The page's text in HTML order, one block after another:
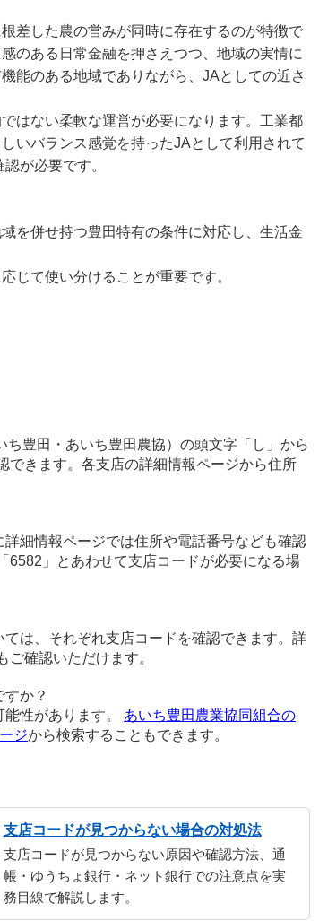
差した農の営みが同時に存在するのが特徴で
のある日常金融を押さえつつ、地域の実情に
能のある地域でありながら、JAとしての近さ
はない柔軟な運営が必要になります。工業都
いバランス感覚を持ったJAとして利用されて
が必要です。
を併せ持つ豊田特有の条件に対応し、生活金
じて使い分けることが重要です。
豊田・あいち豊田農協）の頭文字「し」から
できます。各支店の詳細情報ページから住所
細情報ページでは住所や電話番号なども確認
6582」とあわせて支店コードが必要になる場
は、それぞれ支店コードを確認できます。詳
確認いただけます。
か？
性があります。 あいち豊田農業協同組合の
ジから検索することもできます。
支店コードが見つからない場合の対処法
支店コードが見つからない原因や確認方法、通
帳・ゆうちょ銀行・ネット銀行での注意点を実
務目線で解説します。